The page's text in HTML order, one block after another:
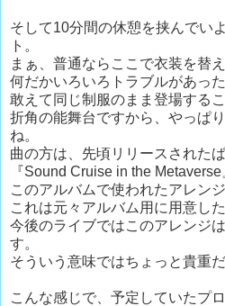
そして10分間の休憩を挟んでい
ト。
まぁ、普通ならここで衣装を替
何だかいろいろトラブルがあっ
敢えて同じ制服のまま登場する
折角の能舞台ですから、やっぱ
ね。
曲の方は、先頃リリースされた
『Sound Cruise in the Metaverse
このアルバムで使われたアレン
これは元々アルバム用に用意し
今後のライブではこのアレンジ
す。
そういう意味ではちょっと貴重だ
こんな感じで、予定していたプ